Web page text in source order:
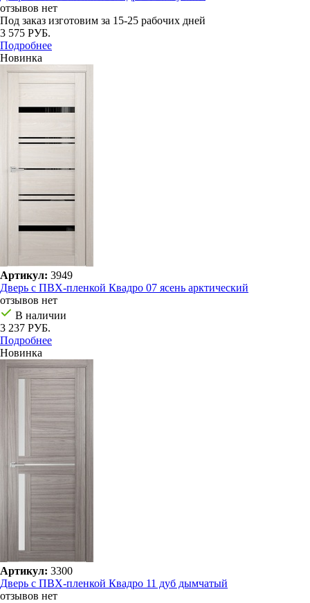
отзывов нет
Под заказ изготовим за 15-25 рабочих дней
3 575 РУБ.
Подробнее
Новинка
Артикул: 3949
Дверь с ПВХ-пленкой Квадро 07 ясень арктический
отзывов нет
В наличии
3 237 РУБ.
Подробнее
Новинка
Артикул: 3300
Дверь с ПВХ-пленкой Квадро 11 дуб дымчатый
отзывов нет